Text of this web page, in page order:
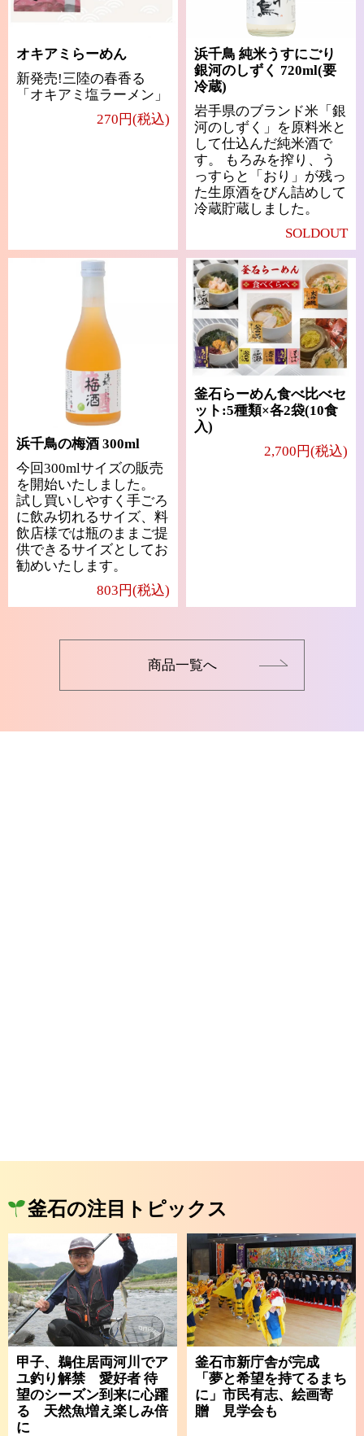
オキアミらーめん
新発売!三陸の春香る
「オキアミ塩ラーメン」
270円(税込)
浜千鳥 純米うすにごり
銀河のしずく 720ml(要
冷蔵)
岩手県のブランド米「銀
河のしずく」を原料米と
して仕込んだ純米酒で
す。 もろみを搾り、う
っすらと「おり」が残っ
た生原酒をびん詰めして
冷蔵貯蔵しました。
SOLDOUT
浜千鳥の梅酒 300ml
今回300mlサイズの販売
を開始いたしました。
試し買いしやすく手ごろ
に飲み切れるサイズ、料
飲店様では瓶のままご提
供できるサイズとしてお
勧めいたします。
803円(税込)
釜石らーめん食べ比べセ
ット:5種類×各2袋(10食
入)
2,700円(税込)
商品一覧へ
釜石の注目トピックス
甲子、鵜住居両河川でア
ユ釣り解禁 愛好者 待
望のシーズン到来に心躍
る 天然魚増え楽しみ倍
に
釜石市新庁舎が完成
「夢と希望を持てるまち
に」市民有志、絵画寄
贈 見学会も